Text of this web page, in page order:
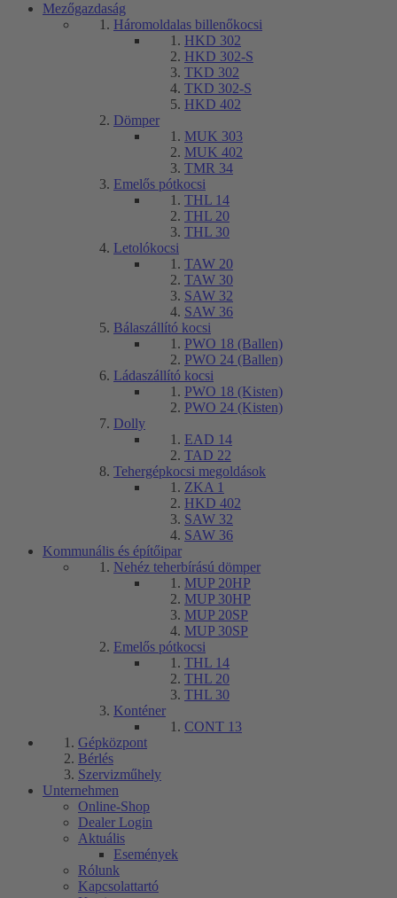
Mezőgazdaság
Háromoldalas billenőkocsi
HKD 302
HKD 302-S
TKD 302
TKD 302-S
HKD 402
Dömper
MUK 303
MUK 402
TMR 34
Emelős pótkocsi
THL 14
THL 20
THL 30
Letolókocsi
TAW 20
TAW 30
SAW 32
SAW 36
Bálaszállító kocsi
PWO 18 (Ballen)
PWO 24 (Ballen)
Ládaszállító kocsi
PWO 18 (Kisten)
PWO 24 (Kisten)
Dolly
EAD 14
TAD 22
Tehergépkocsi megoldások
ZKA 1
HKD 402
SAW 32
SAW 36
Kommunális és építőipar
Nehéz teherbírású dömper
MUP 20HP
MUP 30HP
MUP 20SP
MUP 30SP
Emelős pótkocsi
THL 14
THL 20
THL 30
Konténer
CONT 13
Gépközpont
Bérlés
Szervizműhely
Unternehmen
Online-Shop
Dealer Login
Aktuális
Események
Rólunk
Kapcsolattartó